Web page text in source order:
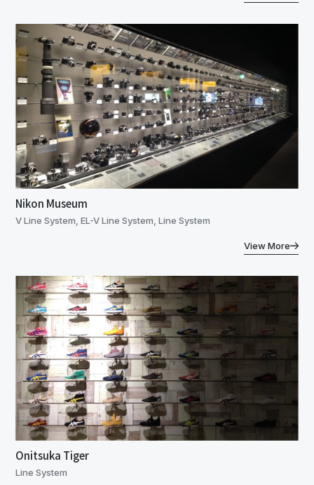
Nikon Museum
V Line System, EL-V Line System, Line System
View More
Onitsuka Tiger
Line System